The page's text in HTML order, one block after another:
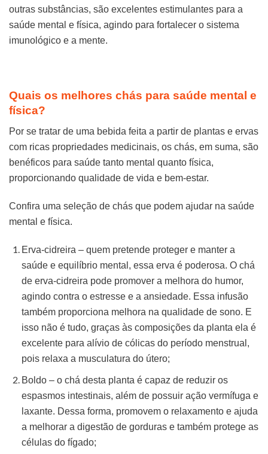
outras substâncias, são excelentes estimulantes para a
saúde mental e física, agindo para fortalecer o sistema
imunológico e a mente.
Quais os melhores chás para saúde mental e
física?
Por se tratar de uma bebida feita a partir de plantas e ervas
com ricas propriedades medicinais, os chás, em suma, são
benéficos para saúde tanto mental quanto física,
proporcionando qualidade de vida e bem-estar.
Confira uma seleção de chás que podem ajudar na saúde
mental e física.
Erva-cidreira – quem pretende proteger e manter a
saúde e equilíbrio mental, essa erva é poderosa. O chá
de erva-cidreira pode promover a melhora do humor,
agindo contra o estresse e a ansiedade. Essa infusão
também proporciona melhora na qualidade de sono. E
isso não é tudo, graças às composições da planta ela é
excelente para alívio de cólicas do período menstrual,
pois relaxa a musculatura do útero;
Boldo – o chá desta planta é capaz de reduzir os
espasmos intestinais, além de possuir ação vermífuga e
laxante. Dessa forma, promovem o relaxamento e ajuda
a melhorar a digestão de gorduras e também protege as
células do fígado;